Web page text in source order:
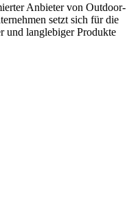
Anbieter von Outdoor-
setzt sich für die
und langlebiger Produkte